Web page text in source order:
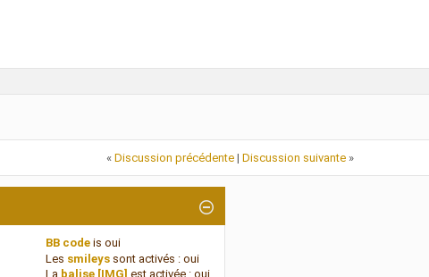
« Discussion précédente| Discussion suivante »
BB codeis oui
Les smileyssont activés : oui
La balise [IMG] est activée : oui